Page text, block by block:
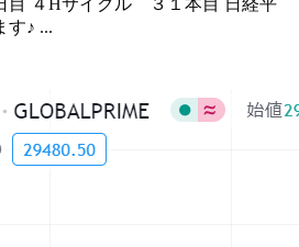
目 ４Hサイクル ３１本目 日経平
す♪ ...